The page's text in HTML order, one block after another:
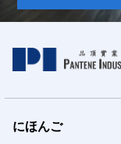
にほんご